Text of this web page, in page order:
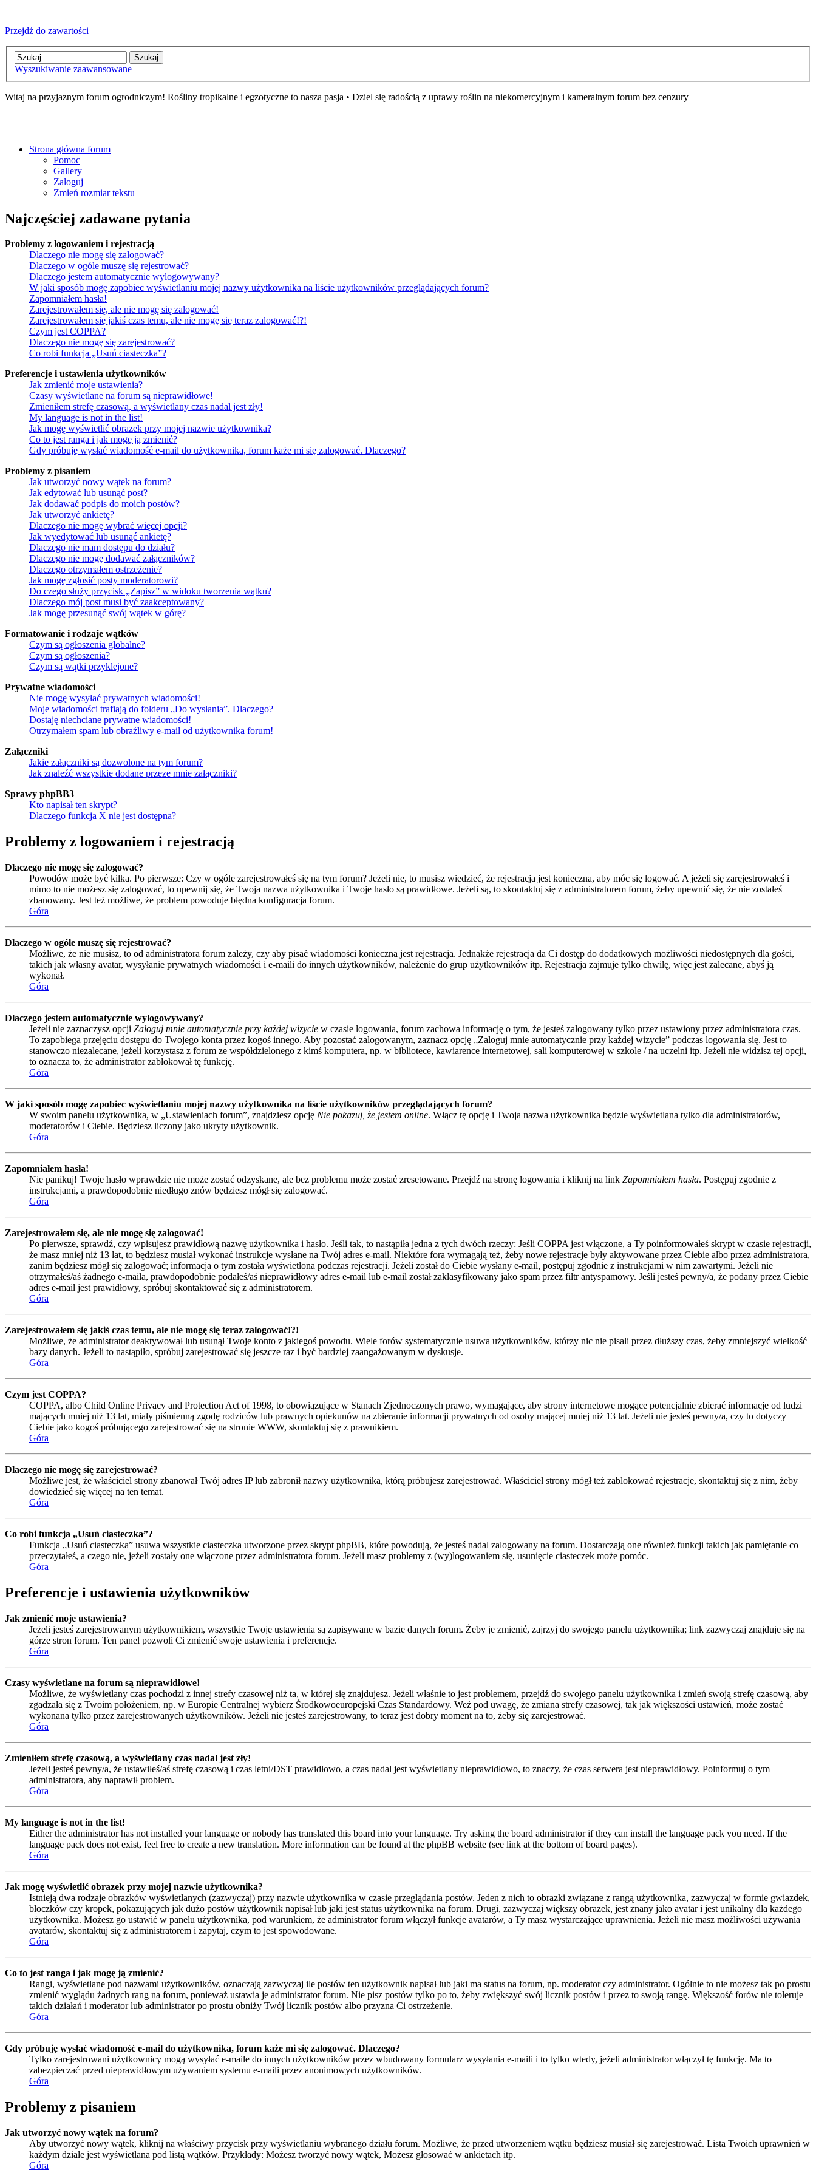
Przejdź do zawartości
Wyszukiwanie zaawansowane
Witaj na przyjaznym forum ogrodniczym! Rośliny tropikalne i egzotyczne to nasza pasja • Dziel się radością z uprawy roślin na niekomercyjnym i kameralnym forum bez cenzury
Strona główna forum
Pomoc
Gallery
Zaloguj
Zmień rozmiar tekstu
Najczęściej zadawane pytania
Problemy z logowaniem i rejestracją
Dlaczego nie mogę się zalogować?
Dlaczego w ogóle muszę się rejestrować?
Dlaczego jestem automatycznie wylogowywany?
W jaki sposób mogę zapobiec wyświetlaniu mojej nazwy użytkownika na liście użytkowników przeglądających forum?
Zapomniałem hasła!
Zarejestrowałem się, ale nie mogę się zalogować!
Zarejestrowałem się jakiś czas temu, ale nie mogę się teraz zalogować!?!
Czym jest COPPA?
Dlaczego nie mogę się zarejestrować?
Co robi funkcja „Usuń ciasteczka”?
Preferencje i ustawienia użytkowników
Jak zmienić moje ustawienia?
Czasy wyświetlane na forum są nieprawidłowe!
Zmieniłem strefę czasową, a wyświetlany czas nadal jest zły!
My language is not in the list!
Jak mogę wyświetlić obrazek przy mojej nazwie użytkownika?
Co to jest ranga i jak mogę ją zmienić?
Gdy próbuję wysłać wiadomość e-mail do użytkownika, forum każe mi się zalogować. Dlaczego?
Problemy z pisaniem
Jak utworzyć nowy wątek na forum?
Jak edytować lub usunąć post?
Jak dodawać podpis do moich postów?
Jak utworzyć ankietę?
Dlaczego nie mogę wybrać więcej opcji?
Jak wyedytować lub usunąć ankietę?
Dlaczego nie mam dostępu do działu?
Dlaczego nie mogę dodawać załączników?
Dlaczego otrzymałem ostrzeżenie?
Jak mogę zgłosić posty moderatorowi?
Do czego służy przycisk „Zapisz” w widoku tworzenia wątku?
Dlaczego mój post musi być zaakceptowany?
Jak mogę przesunąć swój wątek w górę?
Formatowanie i rodzaje wątków
Czym są ogłoszenia globalne?
Czym są ogłoszenia?
Czym są wątki przyklejone?
Prywatne wiadomości
Nie mogę wysyłać prywatnych wiadomości!
Moje wiadomości trafiają do folderu „Do wysłania”. Dlaczego?
Dostaję niechciane prywatne wiadomości!
Otrzymałem spam lub obraźliwy e-mail od użytkownika forum!
Załączniki
Jakie załączniki są dozwolone na tym forum?
Jak znaleźć wszystkie dodane przeze mnie załączniki?
Sprawy phpBB3
Kto napisał ten skrypt?
Dlaczego funkcja X nie jest dostępna?
Problemy z logowaniem i rejestracją
Dlaczego nie mogę się zalogować?
Powodów może być kilka. Po pierwsze: Czy w ogóle zarejestrowałeś się na tym forum? Jeżeli nie, to musisz wiedzieć, że rejestracja jest konieczna, aby móc się logować. A jeżeli się zarejestrowałeś i
mimo to nie możesz się zalogować, to upewnij się, że Twoja nazwa użytkownika i Twoje hasło są prawidłowe. Jeżeli są, to skontaktuj się z administratorem forum, żeby upewnić się, że nie zostałeś
zbanowany. Jest też możliwe, że problem powoduje błędna konfiguracja forum.
Góra
Dlaczego w ogóle muszę się rejestrować?
Możliwe, że nie musisz, to od administratora forum zależy, czy aby pisać wiadomości konieczna jest rejestracja. Jednakże rejestracja da Ci dostęp do dodatkowych możliwości niedostępnych dla gości,
takich jak własny avatar, wysyłanie prywatnych wiadomości i e-maili do innych użytkowników, należenie do grup użytkowników itp. Rejestracja zajmuje tylko chwilę, więc jest zalecane, abyś ją
wykonał.
Góra
Dlaczego jestem automatycznie wylogowywany?
Jeżeli nie zaznaczysz opcji Zaloguj mnie automatycznie przy każdej wizycie w czasie logowania, forum zachowa informację o tym, że jesteś zalogowany tylko przez ustawiony przez administratora czas.
To zapobiega przejęciu dostępu do Twojego konta przez kogoś innego. Aby pozostać zalogowanym, zaznacz opcję „Zaloguj mnie automatycznie przy każdej wizycie” podczas logowania się. Jest to
stanowczo niezalecane, jeżeli korzystasz z forum ze współdzielonego z kimś komputera, np. w bibliotece, kawiarence internetowej, sali komputerowej w szkole / na uczelni itp. Jeżeli nie widzisz tej opcji,
to oznacza to, że administrator zablokował tę funkcję.
Góra
W jaki sposób mogę zapobiec wyświetlaniu mojej nazwy użytkownika na liście użytkowników przeglądających forum?
W swoim panelu użytkownika, w „Ustawieniach forum”, znajdziesz opcję Nie pokazuj, że jestem online. Włącz tę opcję i Twoja nazwa użytkownika będzie wyświetlana tylko dla administratorów,
moderatorów i Ciebie. Będziesz liczony jako ukryty użytkownik.
Góra
Zapomniałem hasła!
Nie panikuj! Twoje hasło wprawdzie nie może zostać odzyskane, ale bez problemu może zostać zresetowane. Przejdź na stronę logowania i kliknij na link Zapomniałem hasła. Postępuj zgodnie z
instrukcjami, a prawdopodobnie niedługo znów będziesz mógł się zalogować.
Góra
Zarejestrowałem się, ale nie mogę się zalogować!
Po pierwsze, sprawdź, czy wpisujesz prawidłową nazwę użytkownika i hasło. Jeśli tak, to nastąpiła jedna z tych dwóch rzeczy: Jeśli COPPA jest włączone, a Ty poinformowałeś skrypt w czasie rejestracji,
że masz mniej niż 13 lat, to będziesz musiał wykonać instrukcje wysłane na Twój adres e-mail. Niektóre fora wymagają też, żeby nowe rejestracje były aktywowane przez Ciebie albo przez administratora,
zanim będziesz mógł się zalogować; informacja o tym została wyświetlona podczas rejestracji. Jeżeli został do Ciebie wysłany e-mail, postępuj zgodnie z instrukcjami w nim zawartymi. Jeżeli nie
otrzymałeś/aś żadnego e-maila, prawdopodobnie podałeś/aś nieprawidłowy adres e-mail lub e-mail został zaklasyfikowany jako spam przez filtr antyspamowy. Jeśli jesteś pewny/a, że podany przez Ciebie
adres e-mail jest prawidłowy, spróbuj skontaktować się z administratorem.
Góra
Zarejestrowałem się jakiś czas temu, ale nie mogę się teraz zalogować!?!
Możliwe, że administrator deaktywował lub usunął Twoje konto z jakiegoś powodu. Wiele forów systematycznie usuwa użytkowników, którzy nic nie pisali przez dłuższy czas, żeby zmniejszyć wielkość
bazy danych. Jeżeli to nastąpiło, spróbuj zarejestrować się jeszcze raz i być bardziej zaangażowanym w dyskusje.
Góra
Czym jest COPPA?
COPPA, albo Child Online Privacy and Protection Act of 1998, to obowiązujące w Stanach Zjednoczonych prawo, wymagające, aby strony internetowe mogące potencjalnie zbierać informacje od ludzi
mających mniej niż 13 lat, miały piśmienną zgodę rodziców lub prawnych opiekunów na zbieranie informacji prywatnych od osoby mającej mniej niż 13 lat. Jeżeli nie jesteś pewny/a, czy to dotyczy
Ciebie jako kogoś próbującego zarejestrować się na stronie WWW, skontaktuj się z prawnikiem.
Góra
Dlaczego nie mogę się zarejestrować?
Możliwe jest, że właściciel strony zbanował Twój adres IP lub zabronił nazwy użytkownika, którą próbujesz zarejestrować. Właściciel strony mógł też zablokować rejestracje, skontaktuj się z nim, żeby
dowiedzieć się więcej na ten temat.
Góra
Co robi funkcja „Usuń ciasteczka”?
Funkcja „Usuń ciasteczka” usuwa wszystkie ciasteczka utworzone przez skrypt phpBB, które powodują, że jesteś nadal zalogowany na forum. Dostarczają one również funkcji takich jak pamiętanie co
przeczytałeś, a czego nie, jeżeli zostały one włączone przez administratora forum. Jeżeli masz problemy z (wy)logowaniem się, usunięcie ciasteczek może pomóc.
Góra
Preferencje i ustawienia użytkowników
Jak zmienić moje ustawienia?
Jeżeli jesteś zarejestrowanym użytkownikiem, wszystkie Twoje ustawienia są zapisywane w bazie danych forum. Żeby je zmienić, zajrzyj do swojego panelu użytkownika; link zazwyczaj znajduje się na
górze stron forum. Ten panel pozwoli Ci zmienić swoje ustawienia i preferencje.
Góra
Czasy wyświetlane na forum są nieprawidłowe!
Możliwe, że wyświetlany czas pochodzi z innej strefy czasowej niż ta, w której się znajdujesz. Jeżeli właśnie to jest problemem, przejdź do swojego panelu użytkownika i zmień swoją strefę czasową, aby
zgadzała się z Twoim położeniem, np. w Europie Centralnej wybierz Środkowoeuropejski Czas Standardowy. Weź pod uwagę, że zmiana strefy czasowej, tak jak większości ustawień, może zostać
wykonana tylko przez zarejestrowanych użytkowników. Jeżeli nie jesteś zarejestrowany, to teraz jest dobry moment na to, żeby się zarejestrować.
Góra
Zmieniłem strefę czasową, a wyświetlany czas nadal jest zły!
Jeżeli jesteś pewny/a, że ustawiłeś/aś strefę czasową i czas letni/DST prawidłowo, a czas nadal jest wyświetlany nieprawidłowo, to znaczy, że czas serwera jest nieprawidłowy. Poinformuj o tym
administratora, aby naprawił problem.
Góra
My language is not in the list!
Either the administrator has not installed your language or nobody has translated this board into your language. Try asking the board administrator if they can install the language pack you need. If the
language pack does not exist, feel free to create a new translation. More information can be found at the phpBB website (see link at the bottom of board pages).
Góra
Jak mogę wyświetlić obrazek przy mojej nazwie użytkownika?
Istnieją dwa rodzaje obrazków wyświetlanych (zazwyczaj) przy nazwie użytkownika w czasie przeglądania postów. Jeden z nich to obrazki związane z rangą użytkownika, zazwyczaj w formie gwiazdek,
bloczków czy kropek, pokazujących jak dużo postów użytkownik napisał lub jaki jest status użytkownika na forum. Drugi, zazwyczaj większy obrazek, jest znany jako avatar i jest unikalny dla każdego
użytkownika. Możesz go ustawić w panelu użytkownika, pod warunkiem, że administrator forum włączył funkcje avatarów, a Ty masz wystarczające uprawnienia. Jeżeli nie masz możliwości używania
avatarów, skontaktuj się z administratorem i zapytaj, czym to jest spowodowane.
Góra
Co to jest ranga i jak mogę ją zmienić?
Rangi, wyświetlane pod nazwami użytkowników, oznaczają zazwyczaj ile postów ten użytkownik napisał lub jaki ma status na forum, np. moderator czy administrator. Ogólnie to nie możesz tak po prostu
zmienić wyglądu żadnych rang na forum, ponieważ ustawia je administrator forum. Nie pisz postów tylko po to, żeby zwiększyć swój licznik postów i przez to swoją rangę. Większość forów nie toleruje
takich działań i moderator lub administrator po prostu obniży Twój licznik postów albo przyzna Ci ostrzeżenie.
Góra
Gdy próbuję wysłać wiadomość e-mail do użytkownika, forum każe mi się zalogować. Dlaczego?
Tylko zarejestrowani użytkownicy mogą wysyłać e-maile do innych użytkowników przez wbudowany formularz wysyłania e-maili i to tylko wtedy, jeżeli administrator włączył tę funkcję. Ma to
zabezpieczać przed nieprawidłowym używaniem systemu e-maili przez anonimowych użytkowników.
Góra
Problemy z pisaniem
Jak utworzyć nowy wątek na forum?
Aby utworzyć nowy wątek, kliknij na właściwy przycisk przy wyświetlaniu wybranego działu forum. Możliwe, że przed utworzeniem wątku będziesz musiał się zarejestrować. Lista Twoich uprawnień w
każdym dziale jest wyświetlana pod listą wątków. Przykłady: Możesz tworzyć nowy wątek, Możesz głosować w ankietach itp.
Góra